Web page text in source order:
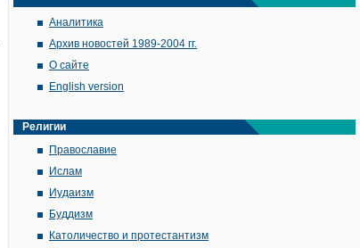
Аналитика
Архив новостей 1989-2004 гг.
О сайте
English version
Религии
Православие
Ислам
Иудаизм
Буддизм
Католичество и протестантизм